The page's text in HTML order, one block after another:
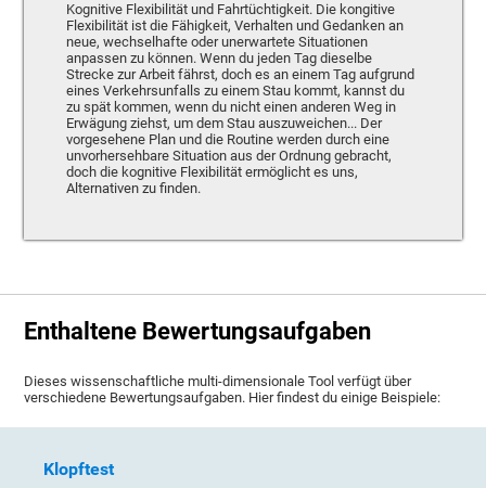
Kognitive Flexibilität und Fahrtüchtigkeit. Die kongitive
Flexibilität ist die Fähigkeit, Verhalten und Gedanken an
neue, wechselhafte oder unerwartete Situationen
anpassen zu können. Wenn du jeden Tag dieselbe
Strecke zur Arbeit fährst, doch es an einem Tag aufgrund
eines Verkehrsunfalls zu einem Stau kommt, kannst du
zu spät kommen, wenn du nicht einen anderen Weg in
Erwägung ziehst, um dem Stau auszuweichen... Der
vorgesehene Plan und die Routine werden durch eine
unvorhersehbare Situation aus der Ordnung gebracht,
doch die kognitive Flexibilität ermöglicht es uns,
Alternativen zu finden.
Enthaltene Bewertungsaufgaben
Dieses wissenschaftliche multi-dimensionale Tool verfügt über
verschiedene Bewertungsaufgaben. Hier findest du einige Beispiele:
Klopftest